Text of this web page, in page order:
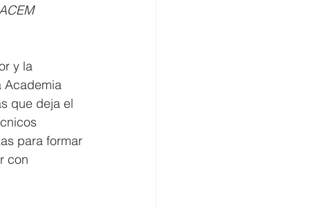
y la
Academia
que deja el
para formar
con